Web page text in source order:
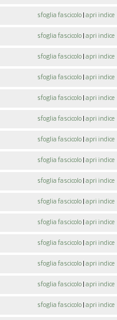
sfoglia fascicolo apri indice
sfoglia fascicolo apri indice
sfoglia fascicolo apri indice
sfoglia fascicolo apri indice
sfoglia fascicolo apri indice
sfoglia fascicolo apri indice
sfoglia fascicolo apri indice
sfoglia fascicolo apri indice
sfoglia fascicolo apri indice
sfoglia fascicolo apri indice
sfoglia fascicolo apri indice
sfoglia fascicolo apri indice
sfoglia fascicolo apri indice
sfoglia fascicolo apri indice
sfoglia fascicolo apri indice
Alfabeta